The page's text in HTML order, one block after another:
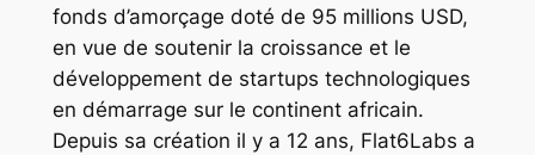
fonds d’amorçage doté de 95 millions USD,
en vue de soutenir la croissance et le
développement de startups technologiques
en démarrage sur le continent africain.
Depuis sa création il y a 12 ans, Flat6Labs a